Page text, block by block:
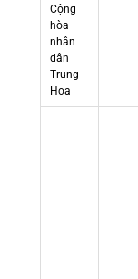
Cộng
hòa
nhân
dân
Trung
Hoa